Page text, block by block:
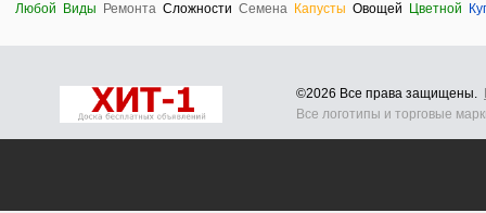
Любой Виды Ремонта Сложности Семена Капусты Овощей Цветной
©2026 Все права защищены.
Все логотипы и торговые